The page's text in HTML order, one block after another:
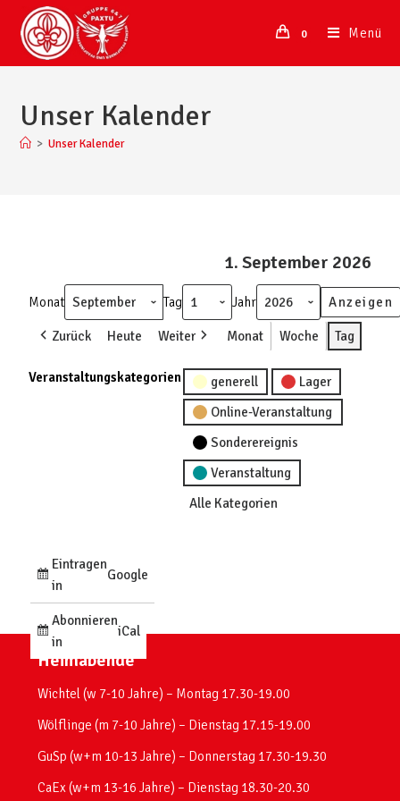
0 Menü
Unser Kalender
> Unser Kalender
1. September 2026
Monat Tag Jahr
Zurück Heute Weiter Monat Woche Tag
Veranstaltungskategorien generell
Lager
Online-Veranstaltung
Sonderereignis
Veranstaltung
Alle Kategorien
Eintragen
in
Google
Abonnieren
in
iCal
Heimabende
Wichtel (w 7-10 Jahre) – Montag 17.30-19.00
Wölflinge (m 7-10 Jahre) – Dienstag 17.15-19.00
GuSp (w+m 10-13 Jahre) – Donnerstag 17.30-19.30
CaEx (w+m 13-16 Jahre) – Dienstag 18.30-20.30